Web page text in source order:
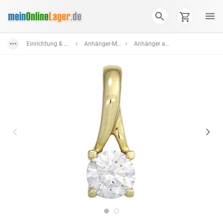
Einrichtung & Wohnaccessoires Anhänger-Medaillons Anhänger aus Gelbgold